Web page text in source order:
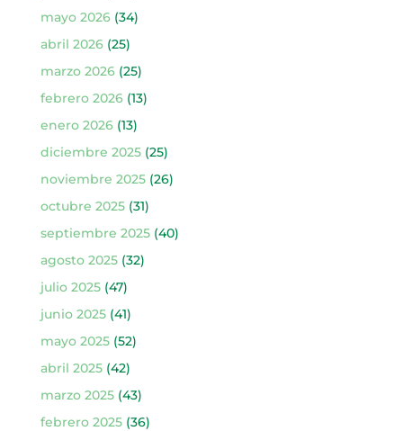
mayo 2026(34)
abril 2026(25)
marzo 2026(25)
febrero 2026(13)
enero 2026(13)
diciembre 2025(25)
noviembre 2025(26)
octubre 2025(31)
septiembre 2025(40)
agosto 2025(32)
julio 2025(47)
junio 2025(41)
mayo 2025(52)
abril 2025(42)
marzo 2025(43)
febrero 2025(36)